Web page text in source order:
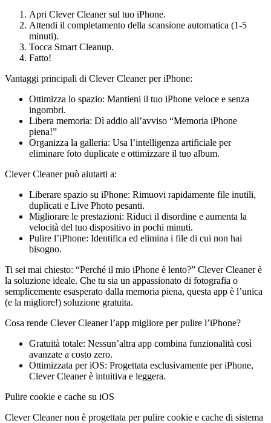
Apri Clever Cleaner sul tuo iPhone.
Attendi il completamento della scansione automatica (1-5
minuti).
Tocca Smart Cleanup.
Fatto!
Vantaggi principali di Clever Cleaner per iPhone:
Ottimizza lo spazio: Mantieni il tuo iPhone veloce e senza
ingombri.
Libera memoria: Dì addio all’avviso “Memoria iPhone
piena!”
Organizza la galleria: Usa l’intelligenza artificiale per
eliminare foto duplicate e ottimizzare il tuo album.
Clever Cleaner può aiutarti a:
Liberare spazio su iPhone: Rimuovi rapidamente file inutili,
duplicati e Live Photo pesanti.
Migliorare le prestazioni: Riduci il disordine e aumenta la
velocità del tuo dispositivo in pochi minuti.
Pulire l’iPhone: Identifica ed elimina i file di cui non hai
bisogno.
Ti sei mai chiesto: “Perché il mio iPhone è lento?” Clever Cleaner è
la soluzione ideale. Che tu sia un appassionato di fotografia o
semplicemente esasperato dalla memoria piena, questa app è l’unica
(e la migliore!) soluzione gratuita.
Cosa rende Clever Cleaner l’app migliore per pulire l’iPhone?
Gratuità totale: Nessun’altra app combina funzionalità così
avanzate a costo zero.
Ottimizzata per iOS: Progettata esclusivamente per iPhone,
Clever Cleaner è intuitiva e leggera.
Pulire cookie e cache su iOS
Clever Cleaner non è progettata per pulire cookie e cache di sistema